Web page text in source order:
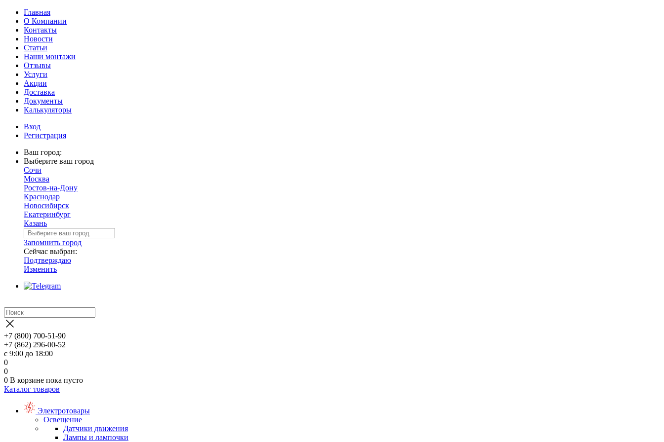
Главная
О Компании
Контакты
Новости
Статьи
Наши монтажи
Отзывы
Услуги
Акции
Доставка
Документы
Калькуляторы
Вход
Регистрация
Ваш город:
Выберите ваш город
Сочи
Москва
Ростов-на-Дону
Краснодар
Новосибирск
Екатеринбург
Казань
Запомнить город
Сейчас выбран:
Подтверждаю
Изменить
+7 (800) 700-51-90
+7 (862) 296-00-52
с 9:00 до 18:00
0
0
0 В корзине пока пусто
Каталог товаров
Электротовары
Освещение
Датчики движения
Лампы и лампочки